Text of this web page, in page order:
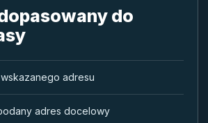
do
adresu
adres docelowy